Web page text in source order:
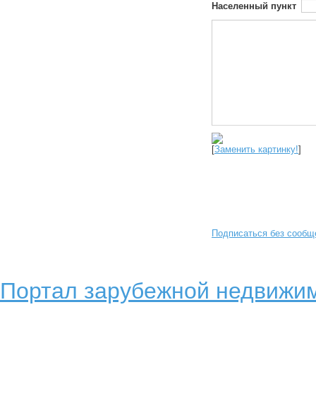
Населенный пункт
[Заменить картинку!]
Подписаться без
Портал зарубежной